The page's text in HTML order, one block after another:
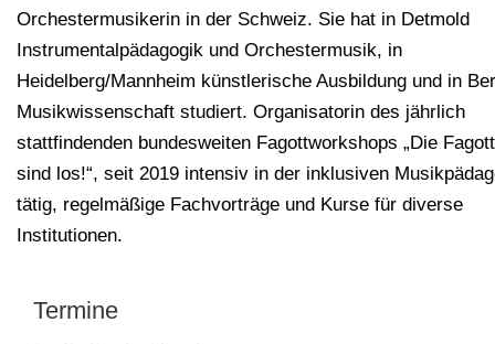
Orchestermusikerin in der Schweiz. Sie hat in Detmold
Instrumentalpädagogik und Orchestermusik, in
Heidelberg/Mannheim künstlerische Ausbildung und in
Musikwissenschaft studiert. Organisatorin des jährlich
stattfindenden bundesweiten Fagottworkshops „Die
sind los!“, seit 2019 intensiv in der inklusiven
tätig, regelmäßige Fachvorträge und Kurse für diverse
Institutionen.
Termine